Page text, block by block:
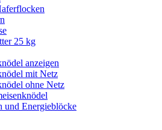
25 kg
anzeigen
mit Netz
ohne Netz
und Energieblöcke